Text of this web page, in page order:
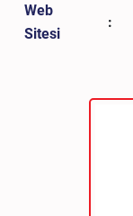
Web
Sitesi
: